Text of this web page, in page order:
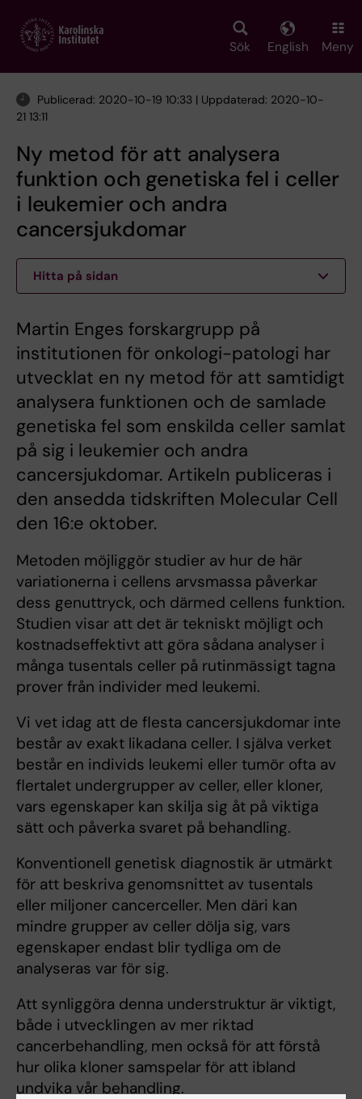
main
Sök English Meny
Publicerad: 2020-10-19 10:33 | Uppdaterad: 2020-10-
21 13:11
Ny metod för att analysera
funktion och genetiska fel i celler
i leukemier och andra
cancersjukdomar
Hitta på sidan
Martin Enges forskargrupp på
institutionen för onkologi-patologi har
utvecklat en ny metod för att samtidigt
analysera funktionen och de samlade
genetiska fel som enskilda celler samlat
på sig i leukemier och andra
cancersjukdomar. Artikeln publiceras i
den ansedda tidskriften Molecular Cell
den 16:e oktober.
Metoden möjliggör studier av hur de här
variationerna i cellens arvsmassa påverkar
dess genuttryck, och därmed cellens funktion.
Studien visar att det är tekniskt möjligt och
kostnadseffektivt att göra sådana analyser i
många tusentals celler på rutinmässigt tagna
prover från individer med leukemi.
Vi vet idag att de flesta cancersjukdomar inte
består av exakt likadana celler. I själva verket
består en individs leukemi eller tumör ofta av
flertalet undergrupper av celler, eller kloner,
vars egenskaper kan skilja sig åt på viktiga
sätt och påverka svaret på behandling.
Konventionell genetisk diagnostik är utmärkt
för att beskriva genomsnittet av tusentals
eller miljoner cancerceller. Men däri kan
mindre grupper av celler dölja sig, vars
egenskaper endast blir tydliga om de
analyseras var för sig.
Att synliggöra denna understruktur är viktigt,
både i utvecklingen av mer riktad
cancerbehandling, men också för att förstå
hur olika kloner samspelar för att ibland
undvika vår behandling.